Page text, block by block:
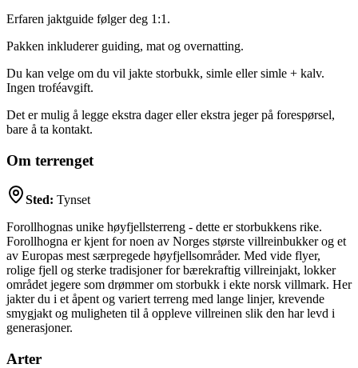
Erfaren jaktguide følger deg 1:1.
Pakken inkluderer guiding, mat og overnatting.
Du kan velge om du vil jakte storbukk, simle eller simle + kalv.
Ingen troféavgift.
Det er mulig å legge ekstra dager eller ekstra jeger på forespørsel,
bare å ta kontakt.
Om terrenget
Sted: Tynset
Forollhognas unike høyfjellsterreng - dette er storbukkens rike.
Forollhogna er kjent for noen av Norges største villreinbukker og et
av Europas mest særpregede høyfjellsområder. Med vide flyer,
rolige fjell og sterke tradisjoner for bærekraftig villreinjakt, lokker
området jegere som drømmer om storbukk i ekte norsk villmark. Her
jakter du i et åpent og variert terreng med lange linjer, krevende
smygjakt og muligheten til å oppleve villreinen slik den har levd i
generasjoner.
Arter